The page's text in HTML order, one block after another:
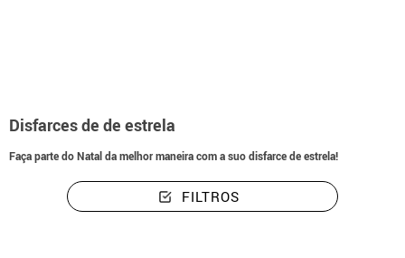
Disfarces de de estrela
Faça parte do Natal da melhor maneira com a suo disfarce de estrela!
FILTROS